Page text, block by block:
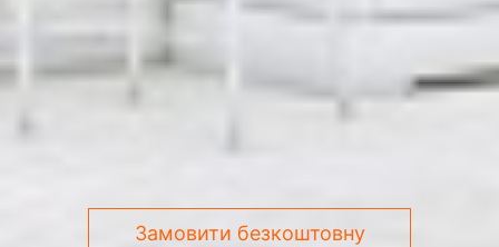
Замовити безкоштовну